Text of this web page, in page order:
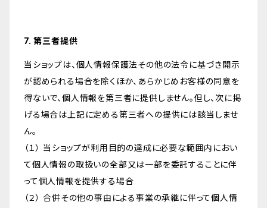
7. 第三者提供
当ショップは、個人情報保護法その他の法令に基づき開示
が認められる場合を除くほか、あらかじめお客様の同意を
得ないで、個人情報を第三者に提供しません。但し、次に掲
げる場合は上記に定める第三者への提供には該当しませ
ん。
（１） 当ショップが利用目的の達成に必要な範囲内におい
て個人情報の取扱いの全部又は一部を委託することに伴
って個人情報を提供する場合
（２） 合併その他の事由による事業の承継に伴って個人情